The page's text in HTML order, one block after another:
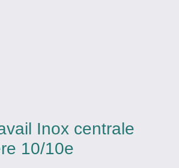
Inox centrale
10/10e